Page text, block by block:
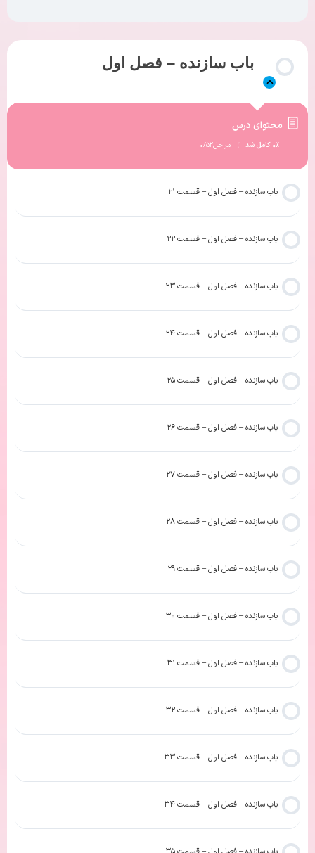
باب سازنده – فصل اول
محتوای درس
۰% کامل شد مراحل۰/۵۲
باب سازنده – فصل اول – قسمت ۲۱
باب سازنده – فصل اول – قسمت ۲۲
باب سازنده – فصل اول – قسمت ۲۳
باب سازنده – فصل اول – قسمت ۲۴
باب سازنده – فصل اول – قسمت ۲۵
باب سازنده – فصل اول – قسمت ۲۶
باب سازنده – فصل اول – قسمت ۲۷
باب سازنده – فصل اول – قسمت ۲۸
باب سازنده – فصل اول – قسمت ۲۹
باب سازنده – فصل اول – قسمت ۳۰
باب سازنده – فصل اول – قسمت ۳۱
باب سازنده – فصل اول – قسمت ۳۲
باب سازنده – فصل اول – قسمت ۳۳
باب سازنده – فصل اول – قسمت ۳۴